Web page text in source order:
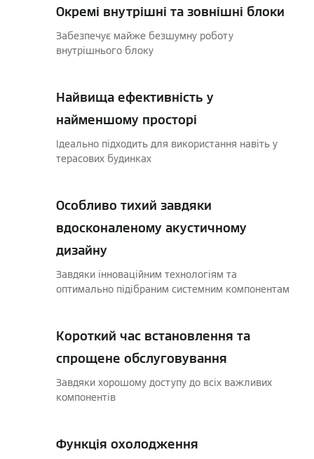
Окремі внутрішні та зовнішні блоки
Забезпечує майже безшумну роботу
внутрішнього блоку
Найвища ефективність у
найменшому просторі
Ідеально підходить для використання навіть у
терасових будинках
Особливо тихий завдяки
вдосконаленому акустичному
дизайну
Завдяки інноваційним технологіям та
оптимально підібраним системним компонентам
Короткий час встановлення та
спрощене обслуговування
Завдяки хорошому доступу до всіх важливих
компонентів
Функція охолодження